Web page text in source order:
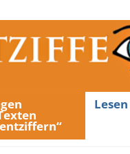
Lesen